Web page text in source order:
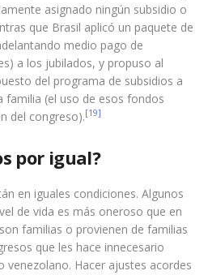
asignado ningún subsidio o
que Brasil aplicó un paquete de
medio pago de
a los jubilados, y propuso al
del programa de subsidios a
familia (el uso de esos fondos
del congreso).[19]
por igual?
en iguales condiciones. Algunos
de vida es más oneroso que en
familias o provienen de familias
que les hace innecesario
venezolano. Hacer ajustes acordes